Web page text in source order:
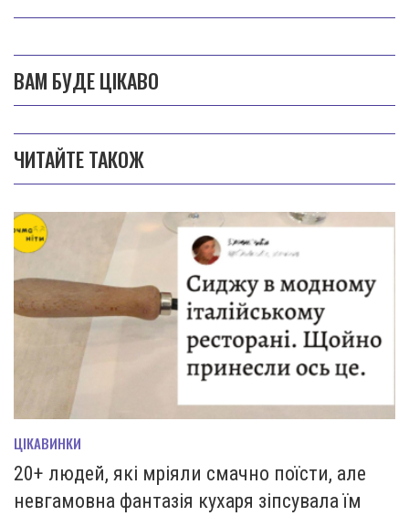
ВАМ БУДЕ ЦІКАВО
ЧИТАЙТЕ ТАКОЖ
ЦІКАВИНКИ
20+ людей, які мріяли смачно поїсти, але
невгамовна фантазія кухаря зіпсувала їм